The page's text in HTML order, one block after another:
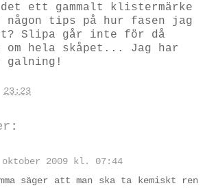
ett gammalt klistermärke
någon tips på hur fasen jag
Slipa går inte för då
om hela skåpet... Jag har
galning!
23:23
oktober 2009 kl. 07:44
säger att man ska ta kemiskt ren